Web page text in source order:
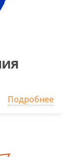
Подробнее